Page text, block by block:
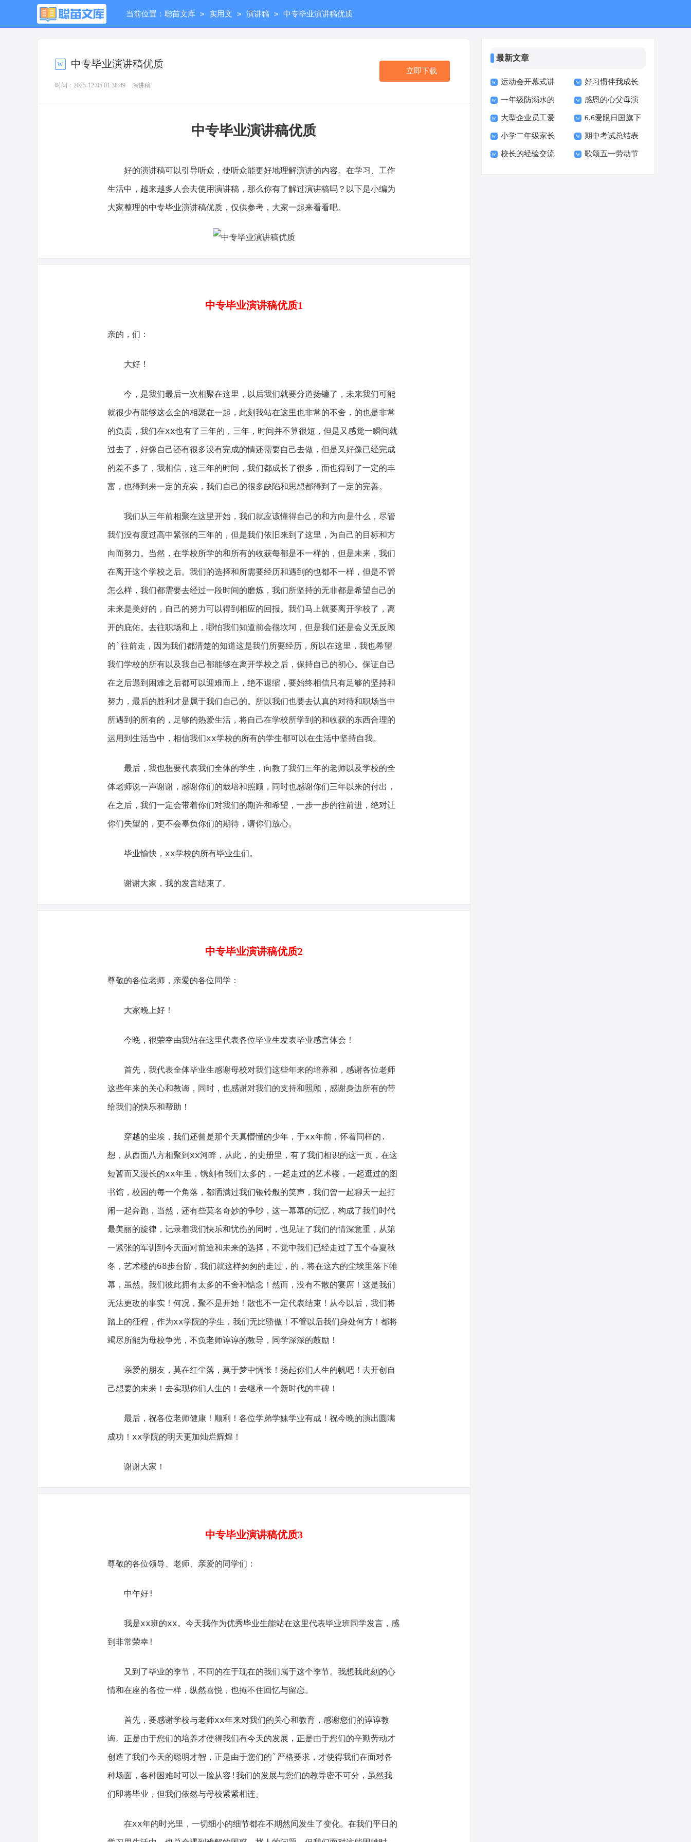
当前位置： 聪苗文库 > 实用文 > 演讲稿 > 中专毕业演讲稿优质
中专毕业演讲稿优质
时间：2025-12-05 01:38:49 演讲稿
立即下载
中专毕业演讲稿优质
好的演讲稿可以引导听众，使听众能更好地理解演讲的内容。在学习、工作
生活中，越来越多人会去使用演讲稿，那么你有了解过演讲稿吗？以下是小编为
大家整理的中专毕业演讲稿优质，仅供参考，大家一起来看看吧。
中专毕业演讲稿优质1
亲的，们：
大好！
今，是我们最后一次相聚在这里，以后我们就要分道扬镳了，未来我们可能
就很少有能够这么全的相聚在一起，此刻我站在这里也非常的不舍，的也是非常
的负责，我们在xx也有了三年的，三年，时间并不算很短，但是又感觉一瞬间就
过去了，好像自己还有很多没有完成的情还需要自己去做，但是又好像已经完成
的差不多了，我相信，这三年的时间，我们都成长了很多，面也得到了一定的丰
富，也得到来一定的充实，我们自己的很多缺陷和思想都得到了一定的完善。
我们从三年前相聚在这里开始，我们就应该懂得自己的和方向是什么，尽管
我们没有度过高中紧张的三年的，但是我们依旧来到了这里，为自己的目标和方
向而努力。当然，在学校所学的和所有的收获每都是不一样的，但是未来，我们
在离开这个学校之后。我们的选择和所需要经历和遇到的也都不一样，但是不管
怎么样，我们都需要去经过一段时间的磨炼，我们所坚持的无非都是希望自己的
未来是美好的，自己的努力可以得到相应的回报。我们马上就要离开学校了，离
开的庇佑。去往职场和上，哪怕我们知道前会很坎坷，但是我们还是会义无反顾
的`往前走，因为我们都清楚的知道这是我们所要经历，所以在这里，我也希望
我们学校的所有以及我自己都能够在离开学校之后，保持自己的初心。保证自己
在之后遇到困难之后都可以迎难而上，绝不退缩，要始终相信只有足够的坚持和
努力，最后的胜利才是属于我们自己的。所以我们也要去认真的对待和职场当中
所遇到的所有的，足够的热爱生活，将自己在学校所学到的和收获的东西合理的
运用到生活当中，相信我们xx学校的所有的学生都可以在生活中坚持自我。
最后，我也想要代表我们全体的学生，向教了我们三年的老师以及学校的全
体老师说一声谢谢，感谢你们的栽培和照顾，同时也感谢你们三年以来的付出，
在之后，我们一定会带着你们对我们的期许和希望，一步一步的往前进，绝对让
你们失望的，更不会辜负你们的期待，请你们放心。
毕业愉快，xx学校的所有毕业生们。
谢谢大家，我的发言结束了。
中专毕业演讲稿优质2
尊敬的各位老师，亲爱的各位同学：
大家晚上好！
今晚，很荣幸由我站在这里代表各位毕业生发表毕业感言体会！
首先，我代表全体毕业生感谢母校对我们这些年来的培养和，感谢各位老师
这些年来的关心和教诲，同时，也感谢对我们的支持和照顾，感谢身边所有的带
给我们的快乐和帮助！
穿越的尘埃，我们还曾是那个天真懵懂的少年，于xx年前，怀着同样的.
想，从西面八方相聚到xx河畔，从此，的史册里，有了我们相识的这一页，在这
短暂而又漫长的xx年里，镌刻有我们太多的，一起走过的艺术楼，一起逛过的图
书馆，校园的每一个角落，都洒满过我们银铃般的笑声，我们曾一起聊天一起打
闹一起奔跑，当然，还有些莫名奇妙的争吵，这一幕幕的记忆，构成了我们时代
最美丽的旋律，记录着我们快乐和忧伤的同时，也见证了我们的情深意重，从第
一紧张的军训到今天面对前途和未来的选择，不觉中我们已经走过了五个春夏秋
冬，艺术楼的68步台阶，我们就这样匆匆的走过，的，将在这六的尘埃里落下帷
幕，虽然。我们彼此拥有太多的不舍和惦念！然而，没有不散的宴席！这是我们
无法更改的事实！何况，聚不是开始！散也不一定代表结束！从今以后，我们将
踏上的征程，作为xx学院的学生，我们无比骄傲！不管以后我们身处何方！都将
竭尽所能为母校争光，不负老师谆谆的教导，同学深深的鼓励！
亲爱的朋友，莫在红尘落，莫于梦中惆怅！扬起你们人生的帆吧！去开创自
己想要的未来！去实现你们人生的！去继承一个新时代的丰碑！
最后，祝各位老师健康！顺利！各位学弟学妹学业有成！祝今晚的演出圆满
成功！xx学院的明天更加灿烂辉煌！
谢谢大家！
中专毕业演讲稿优质3
尊敬的各位领导、老师、亲爱的同学们：
中午好!
我是xx班的xx。今天我作为优秀毕业生能站在这里代表毕业班同学发言，感
到非常荣幸!
又到了毕业的季节，不同的在于现在的我们属于这个季节。我想我此刻的心
情和在座的各位一样，纵然喜悦，也掩不住回忆与留恋。
首先，要感谢学校与老师xx年来对我们的关心和教育，感谢您们的谆谆教
诲。正是由于您们的培养才使得我们有今天的发展，正是由于您们的辛勤劳动才
创造了我们今天的聪明才智，正是由于您们的`严格要求，才使得我们在面对各
种场面，各种困难时可以一脸从容!我们的发展与您们的教导密不可分，虽然我
们即将毕业，但我们依然与母校紧紧相连。
在xx年的时光里，一切细小的细节都在不期然间发生了变化。在我们平日的
最新文章
运动会开幕式讲
话稿
好习惯伴我成长
演讲稿
一年级防溺水的
演讲稿
感恩的心父母演
讲稿
大型企业员工爱
岗敬业演讲稿
6.6爱眼日国旗下
演讲稿
小学二年级家长
会家长代表发言稿
期中考试总结表
彰大会校长发言稿
校长的经验交流 歌颂五一劳动节